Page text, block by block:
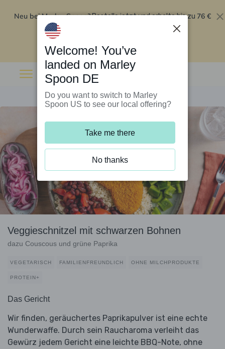
Neu bei Marley Spoon?Bestelle jetzt und erhalte bis zu 76 €
Rabatt auf deine ersten fünf Boxen
Veggieschnitzel mit schwarzen Bohnen
dazu Couscous und grüne Paprika
VEGETARISCH FAMILIENFREUNDLICH OHNE MILCHPRODUKTE
PROTEIN+
Das Gericht
Wir finden, geräuchertes Paprikapulver ist eine echte
Wunderwaffe. Durch sein Raucharoma verleiht das
Gewürz jedem Gericht eine leichte BBQ-Note, ohne
Welcome! You’ve
landed on Marley
Spoon DE
Do you want to switch to Marley
Spoon US to see our local offering?
Take me there
No thanks